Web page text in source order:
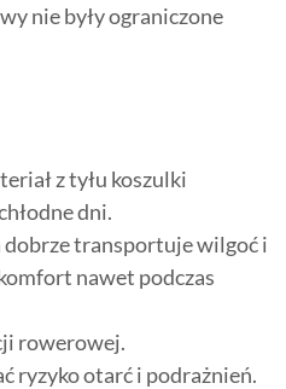
nie były ograniczone
z tyłu koszulki
dni.
transportuje wilgoć i
nawet podczas
rowerowej.
ryzyko otarć i podrażnień.